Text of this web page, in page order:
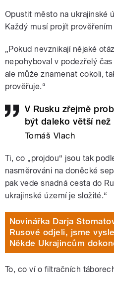
Opustit město na ukrajinské
Každý musí projít
„Pokud nevznikají nějaké
nepohyboval v podezřelý
ale může znamenat cokoli,
prověřuje.“
V Rusku zřejmě
být daleko větší než
Tomáš Vlach
Ti, co „projdou“ jsou tak
nasměrováni na doněcké
pak vede snadná cesta do
ukrajinské území je složité.“
Novinářka Darja
Rusové odjeli, jsme
Někde Ukrajincům
To, co ví o filtračních